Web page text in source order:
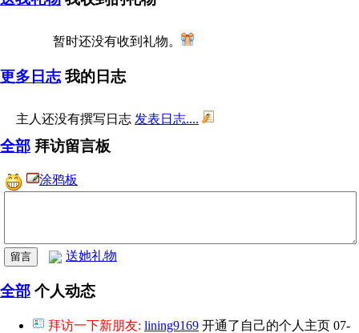
暂时还没有收到礼物。
更多日志 我的日志
主人还没有撰写日志 发表日志....
全部 拜访留言板
涂鸦板
送她礼物
全部 个人动态
拜访一下新朋友: lining9169 开通了自己的个人主页 07-